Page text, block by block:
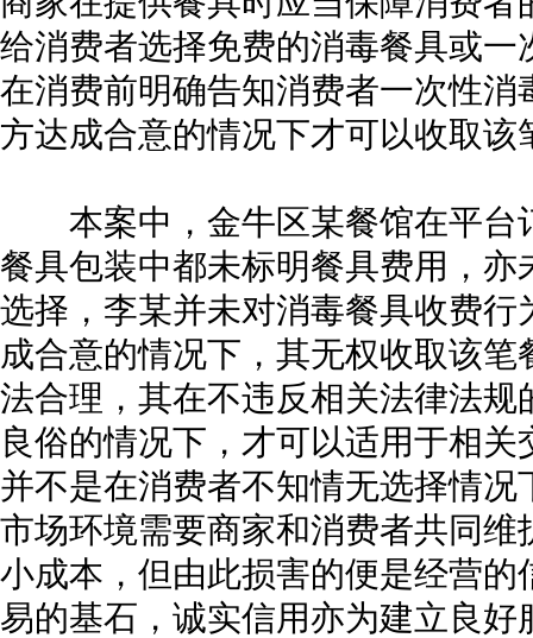
给消费者选择免费的消毒餐具或
在消费前明确告知消费者一次性
方达成合意的情况下才可以收取该
本案中，金牛区某餐馆在平台
餐具包装中都未标明餐具费用，
选择，李某并未对消毒餐具收费
成合意的情况下，其无权收取该
法合理，其在不违反相关法律法
良俗的情况下，才可以适用于相
并不是在消费者不知情无选择情
市场环境需要商家和消费者共同维
小成本，但由此损害的便是经营
易的基石，诚实信用亦为建立良